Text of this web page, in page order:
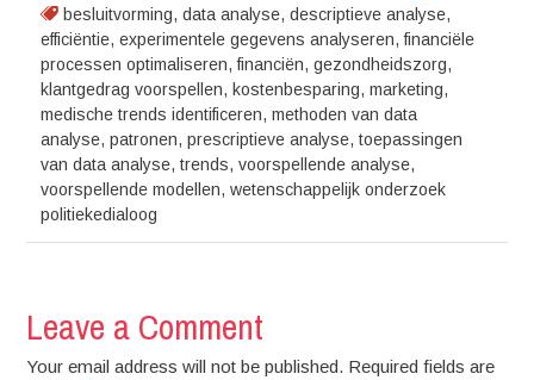
besluitvorming,data analyse,descriptieve analyse,
efficiëntie,experimentele gegevens analyseren,financiële
processen optimaliseren,financiën,gezondheidszorg,
klantgedrag voorspellen, kostenbesparing,marketing,
medische trends identificeren,methoden van data
analyse,patronen,prescriptieve analyse,toepassingen
van data analyse,trends,voorspellende analyse,
voorspellende modellen,wetenschappelijk onderzoek
politiekedialoog
Leave a Comment
Your email address will not be published. Required fields are